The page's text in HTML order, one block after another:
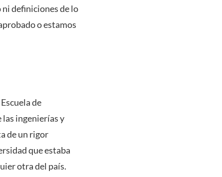
ni definiciones de lo
o estamos
de
ingenierías y
de un rigor
que estaba
otra del país.